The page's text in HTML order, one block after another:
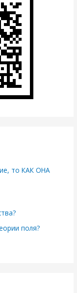
то КАК ОНА
поля?